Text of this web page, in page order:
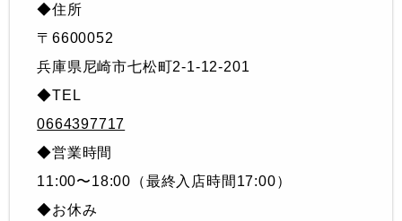
◆住所
〒6600052
兵庫県尼崎市七松町2-1-12-201
◆TEL
0664397717
◆営業時間
11:00〜18:00（最終入店時間17:00）
◆お休み